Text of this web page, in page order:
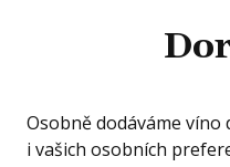
Osobně dodáváme
i vašich osobních